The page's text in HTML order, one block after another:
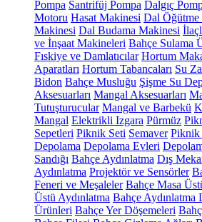
Pompa Santrifüj Pompa Dalgıç
Motoru Hasat Makinesi Dal Öğütme
Makinesi Dal Budama Makinesi
ve İnşaat Makineleri Bahçe Sulama
Fıskiye ve Damlatıcılar Hortum
Aparatları Hortum Tabancaları Su
Bidon Bahçe Musluğu Şişme Su
Aksesuarları Mangal Aksesuarları
Tutuşturucular Mangal ve Barbekü
Mangal Elektrikli Izgara Pürmüz
Sepetleri Piknik Seti Semaver Piknik
Depolama Depolama Evleri
Sandığı Bahçe Aydınlatma Dış
Aydınlatma Projektör ve Sensörler
Feneri ve Meşaleler Bahçe Masa
Üstü Aydınlatma Bahçe Aydınlatma
Ürünleri Bahçe Yer Döşemeleri